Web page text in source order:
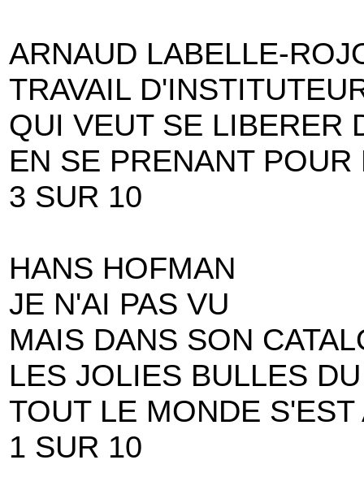
ARNAUD LABELLE-
TRAVAIL
QUI VEUT SE LIBERER
EN SE PRENANT
3 SUR 10
HANS HOFMAN
JE N'AI PAS VU
MAIS DANS SON
LES JOLIES BULLES
TOUT LE MONDE
1 SUR 10